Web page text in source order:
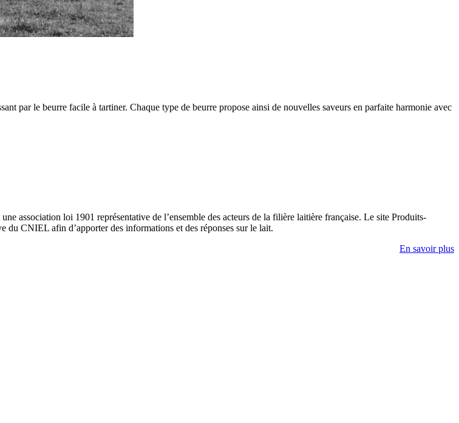
par le beurre facile à tartiner. Chaque type de beurre propose ainsi de nouvelles saveurs en parfaite harmonie avec
association loi 1901 représentative de l’ensemble des acteurs de la filière laitière française. Le site Produits-
du CNIEL afin d’apporter des informations et des réponses sur le lait.
En savoir plus